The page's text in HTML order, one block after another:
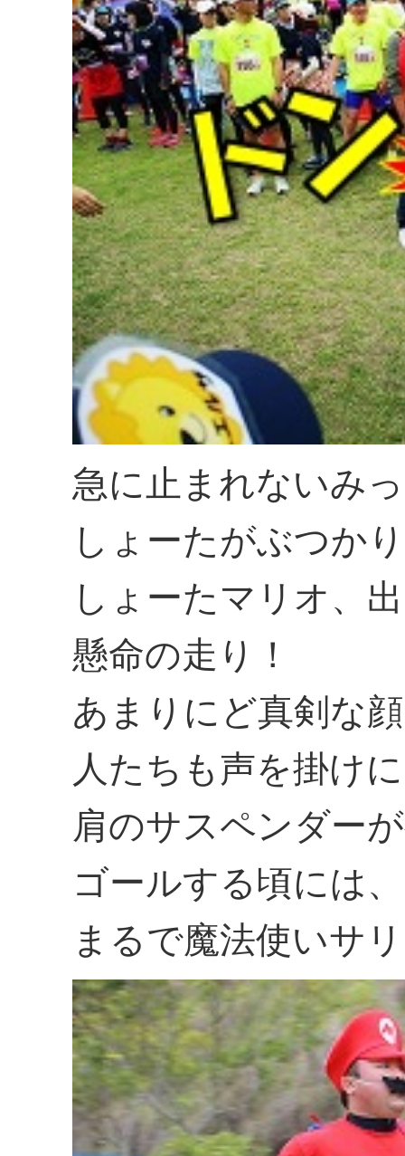
急に止まれないみ
しょーたがぶつか
しょーたマリオ、
懸命の走り！
あまりにど真剣な
人たちも声を掛け
肩のサスペンダー
ゴールする頃には
まるで魔法使いサ